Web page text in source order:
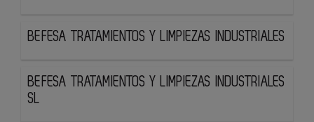
BEFESA TRATAMIENTOS Y LIMPIEZAS INDUSTRIALES
BEFESA TRATAMIENTOS Y LIMPIEZAS INDUSTRIALES
SL